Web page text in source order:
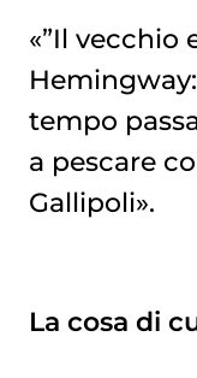
«”Il vecchio
tempo
a pescare
Gallipoli».
La cosa di